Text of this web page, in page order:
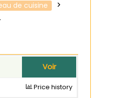
de cuisine
Voir
Price history